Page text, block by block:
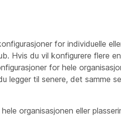
for individuelle
Hvis du vil konfigurere flere
for hele
legger til senere, det samme
organisasjonen eller